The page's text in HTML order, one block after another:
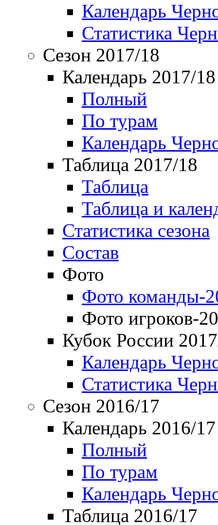
Календарь
Статистика
Сезон 2017/18
Календарь 2017/18
Полный
По турам
Календарь
Таблица 2017/18
Таблица
Таблица и
Статистика сезона
Состав
Фото
Фото команды-
Фото игроков-
Кубок России
Календарь
Статистика
Сезон 2016/17
Календарь 2016/17
Полный
По турам
Календарь
Таблица 2016/17